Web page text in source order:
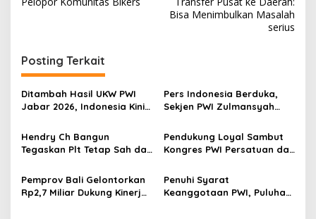
v
a
s
i
o
Bisa Menimbulkan Masalah
serius
Posting Terkait
Ditambah Hasil UKW PWI
Jabar 2026, Indonesia Kini
Wartawan Kompeten
Pers Indonesia Berduka,
Sekjen PWI Zulmansyah
Hendry Ch Bangun
Tegaskan Plt Tetap Sah dan
Sukseskan Kongres PWI
Pendukung Loyal Sambut
Kongres PWI Persatuan dan
Bangun
Pemprov Bali Gelontorkan
Rp2,7 Miliar Dukung Kinerja
Penuhi Syarat
Keanggotaan PWI, Puluhan